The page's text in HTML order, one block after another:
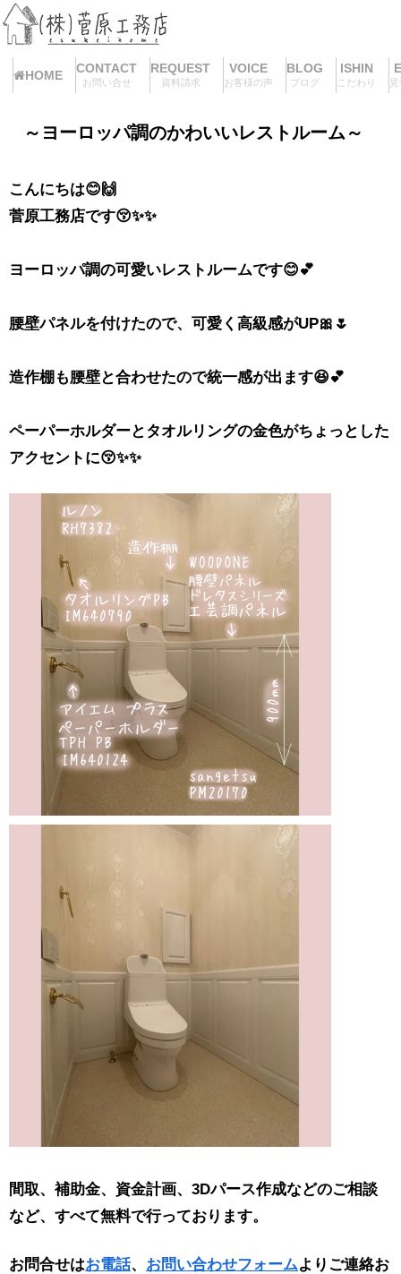
HOME CONTACT
お問い合せ
REQUEST
資料請求
VOICE
お客様の声
BLOG
ブログ
ISHIN
こだわり
～ヨーロッパ調のかわいいレストルーム～
こんにちは😊🙌
菅原工務店です😚✨✨
ヨーロッパ調の可愛いレストルームです😊💕
腰壁パネルを付けたので、可愛く高級感がUP🎀🌷
造作棚も腰壁と合わせたので統一感が出ます😆💕
ペーパーホルダーとタオルリングの金色がちょっとした
アクセントに😚✨✨
間取、補助金、資金計画、3Dパース作成などのご相談
など、すべて無料で行っております。
お問合せはお電話、 お問い合わせフォームよりご連絡お